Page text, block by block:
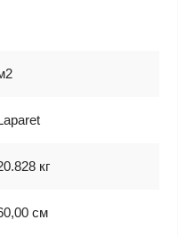
кг
см